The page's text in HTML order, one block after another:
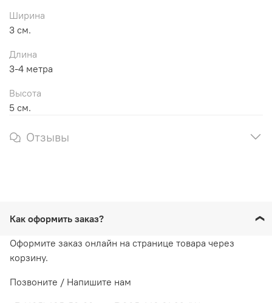
Ширина
3 см.
Длина
3-4 метра
Высота
5 см.
Отзывы
Как оформить заказ?
Оформите заказ онлайн на странице товара через
корзину.
Позвоните / Напишите нам